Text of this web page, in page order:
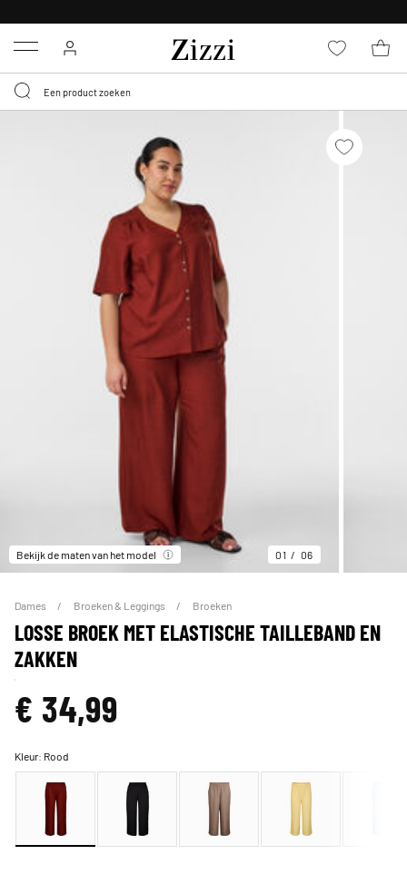
Menu
Bekijk de maten van het model 01 06
Dames Broeken & Leggings Broeken
LOSSE BROEK MET ELASTISCHE TAILLEBAND EN
ZAKKEN
€ 34,99
Kleur: Rood